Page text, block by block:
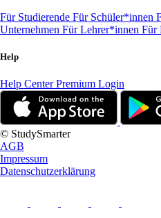
Für Studierende Für Schüler*innen
Unternehmen Für Lehrer*innen Für
Help
Help CenterPremium Login
© StudySmarter
AGB
Impressum
Datenschutzerklärung